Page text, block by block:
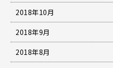
2018年10月
2018年9月
2018年8月